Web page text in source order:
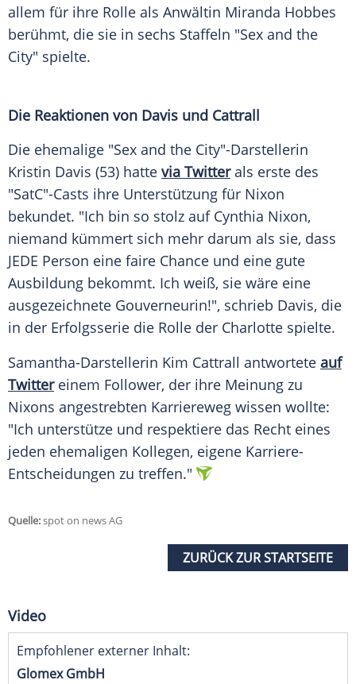
allem für ihre Rolle als Anwältin Miranda Hobbes
berühmt, die sie in sechs Staffeln "Sex and the
City" spielte.
Die Reaktionen von Davis und Cattrall
Die ehemalige "Sex and the City"-Darstellerin
Kristin Davis (53) hatte via Twitterals erste des
"SatC"-Casts ihre Unterstützung für Nixon
bekundet. "Ich bin so stolz auf Cynthia Nixon,
niemand kümmert sich mehr darum als sie, dass
JEDE Person eine faire Chance und eine gute
Ausbildung bekommt. Ich weiß, sie wäre eine
ausgezeichnete Gouverneurin!", schrieb Davis, die
in der Erfolgsserie die Rolle der Charlotte spielte.
Samantha-Darstellerin Kim Cattrall antwortete auf
Twittereinem Follower, der ihre Meinung zu
Nixons angestrebten Karriereweg wissen wollte:
"Ich unterstütze und respektiere das Recht eines
jeden ehemaligen Kollegen, eigene Karriere-
Entscheidungen zu treffen."
Quelle:spot on news AG
ZURÜCK ZUR STARTSEITE
Video
Empfohlener externer Inhalt:
Glomex GmbH